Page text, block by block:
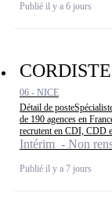
Publié il y a 6 jours
06 - NICE
Détail de
de 190 agences en
recrutent en CDI, CDD
Intérim - Non
Publié il y a 7 jours